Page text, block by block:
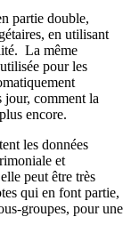
partie double,
en utilisant
La même
pour les
jour, comment la
encore.
les données
et
peut être très
qui en font partie,
groupes, pour une